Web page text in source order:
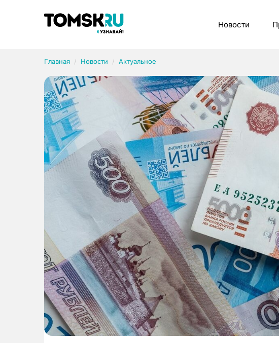
Новости
Главная Новости Актуальное
Рубрики